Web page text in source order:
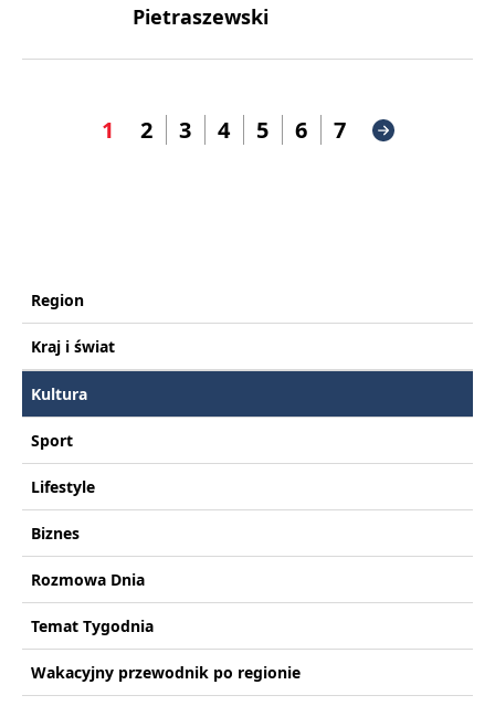
Pietraszewski
1 2 3 4 5 6 7
Region
Kraj i świat
Kultura
Sport
Lifestyle
Biznes
Rozmowa Dnia
Temat Tygodnia
Wakacyjny przewodnik po regionie